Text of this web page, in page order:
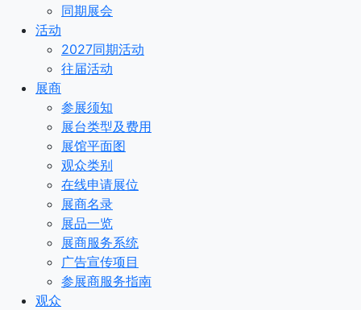
同期展会
活动
2027同期活动
往届活动
展商
参展须知
展台类型及费用
展馆平面图
观众类别
在线申请展位
展商名录
展品一览
展商服务系统
广告宣传项目
参展商服务指南
观众